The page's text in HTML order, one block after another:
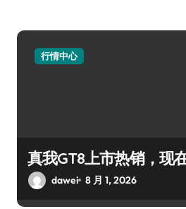
行情中心
真我GT8上市热销，现
dawei 8 月 1, 2026